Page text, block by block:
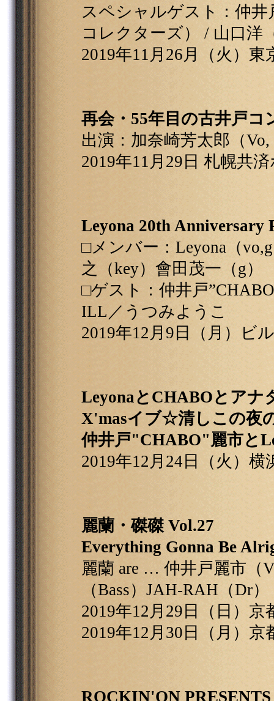
スペシャルゲスト：仲
コレクターズ） / 山口洋
2019年11月26月（火）
再会・55年目の古井戸コ
出演：加奈崎芳太郎（
2019年11月29日 札幌共
Leyona 20th Anniversary
□メンバー：Leyona（
之（key）會田茂一（g）
□ゲスト：仲井戸
ILL／うつみようこ
2019年12月9日（月）ビ
LeyonaとCHABOとア
X'masイブ☆清しこの夜
仲井戸"CHABO"麗市と
2019年12月24日（火）横
麗蘭・磔磔 Vol.27
Everything Gonna Be
麗蘭 are … 仲井戸麗市（
（Bass）JAH-RAH（Dr）
2019年12月29日（日）京
2019年12月30日（月）京
ROCKIN'ON